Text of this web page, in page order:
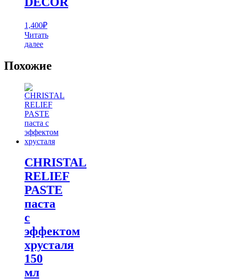
1,400₽
Читать
далее
Похожие
CHRISTAL
RELIEF
PASTE
паста
с
эффектом
хрусталя
150
мл